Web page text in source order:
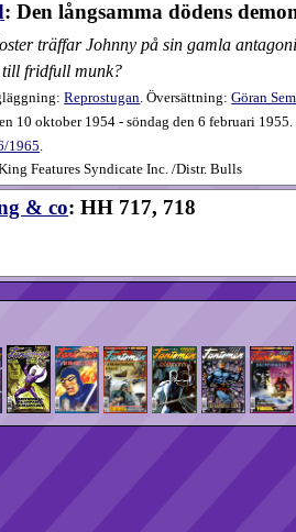
: Den långsamma dödens
träffar Johnny på sin gamla
till fridfull munk?
Reprostugan. Översättning:Göran
10 oktober 1954 - söndag den 6 februari 1955.
1965
Features Syndicate Inc. /Distr. Bulls
& co: HH 717, 718